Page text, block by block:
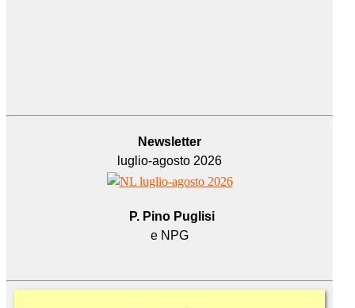
Newsletter
luglio-agosto 2026
P. Pino Puglisi
e NPG